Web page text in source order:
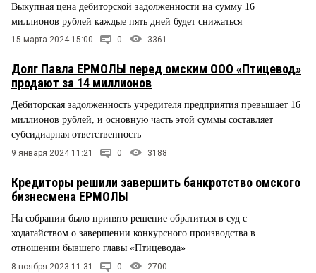
Выкупная цена дебиторской задолженности на сумму 16
миллионов рублей каждые пять дней будет снижаться
15 марта 2024 15:00 0 3361
Долг Павла ЕРМОЛЫ перед омским ООО «Птицевод»
продают за 14 миллионов
Дебиторская задолженность учредителя предприятия превышает 16
миллионов рублей, и основную часть этой суммы составляет
субсидиарная ответственность
9 января 2024 11:21 0 3188
Кредиторы решили завершить банкротство омского
бизнесмена ЕРМОЛЫ
На собрании было принято решение обратиться в суд с
ходатайством о завершении конкурсного производства в
отношении бывшего главы «Птицевода»
8 ноября 2023 11:31 0 2700